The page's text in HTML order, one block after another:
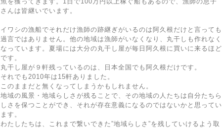
さんは皆継いでいます。
イワシの漁船でそれだけ漁師の跡継ぎがいるのは阿久根だけと言っても
過言ではありません。他の地域は漁師がいなくなり、丸干しも作れなく
なっています。夏場には大分の丸干し屋が毎日阿久根に買いに来るほど
です。
丸干し屋が９軒残っているのは、日本全国でも阿久根だけです。
それでも2010年は15軒ありました。
このままだと無くなってしまうかもしれません。
地域の風景・地域らしさが残ることで、その地域の人たちは自分たちら
しさを保つことができ、それが存在意義になるのではないかと思ってい
ます。
わたしたちは、これまで繋いできた”地域らしさ”を残していけるよう取